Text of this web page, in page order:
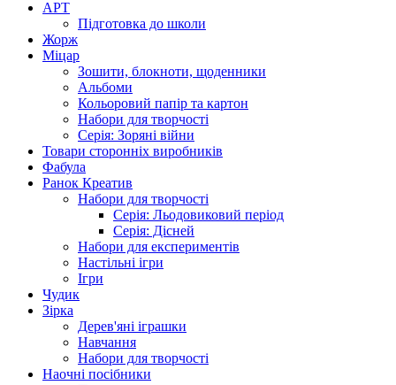
АРТ
Підготовка до школи
Жорж
Міцар
Зошити, блокноти, щоденники
Альбоми
Кольоровий папір та картон
Набори для творчості
Серія: Зоряні війни
Товари сторонніх виробників
Фабула
Ранок Креатив
Набори для творчості
Серія: Льодовиковий період
Серія: Дісней
Набори для експериментів
Настільні ігри
Ігри
Чудик
Зірка
Дерев'яні іграшки
Навчання
Набори для творчості
Наочні посібники